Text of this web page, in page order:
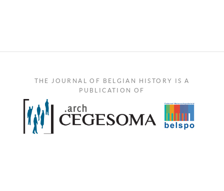
THE JOURNAL OF BELGIAN HISTORY IS A
PUBLICATION OF